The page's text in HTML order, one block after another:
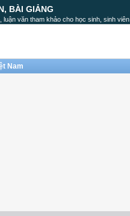
BÀI GIẢNG
luận văn tham khảo cho học sinh, sinh viên
Nam